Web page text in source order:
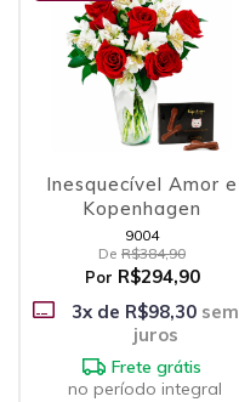
Inesquecível Amor e
Kopenhagen
9004
De R$384,90
Por R$294,90
3x de R$98,30 sem
juros
Frete grátis
no período integral